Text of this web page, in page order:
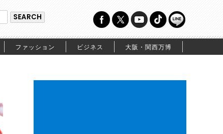
ファッション ビジネス 大阪・関西万博